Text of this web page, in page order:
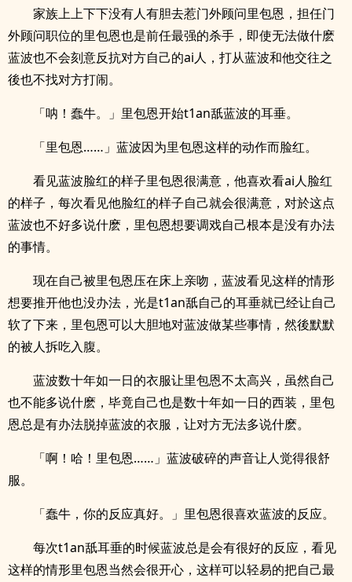
家族上上下下没有人有胆去惹门外顾问里包恩，担任门
外顾问职位的里包恩也是前任最强的杀手，即使无法做什麽
蓝波也不会刻意反抗对方自己的ai人，打从蓝波和他交往之
後也不找对方打闹。
「呐！蠢牛。」里包恩开始t1an舐蓝波的耳垂。
「里包恩……」蓝波因为里包恩这样的动作而脸红。
看见蓝波脸红的样子里包恩很满意，他喜欢看ai人脸红
的样子，每次看见他脸红的样子自己就会很满意，对於这点
蓝波也不好多说什麽，里包恩想要调戏自己根本是没有办法
的事情。
现在自己被里包恩压在床上亲吻，蓝波看见这样的情形
想要推开他也没办法，光是t1an舐自己的耳垂就已经让自己
软了下来，里包恩可以大胆地对蓝波做某些事情，然後默默
的被人拆吃入腹。
蓝波数十年如一日的衣服让里包恩不太高兴，虽然自己
也不能多说什麽，毕竟自己也是数十年如一日的西装，里包
恩总是有办法脱掉蓝波的衣服，让对方无法多说什麽。
「啊！哈！里包恩……」蓝波破碎的声音让人觉得很舒
服。
「蠢牛，你的反应真好。」里包恩很喜欢蓝波的反应。
每次t1an舐耳垂的时候蓝波总是会有很好的反应，看见
这样的情形里包恩当然会很开心，这样可以轻易的把自己最